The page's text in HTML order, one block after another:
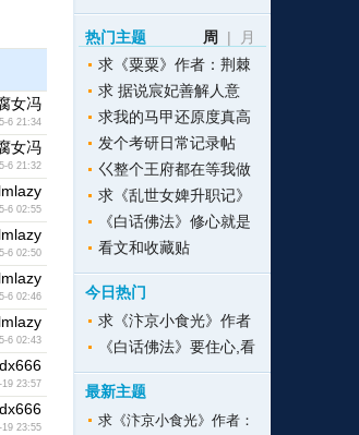
女冯
6 21:34
女冯
6 21:32
6 02:55
6 02:50
6 02:46
6 02:43
19 23:57
19 23:55
周 | 月
热门主题
求《粟粟》作者：荆棘
求 据说宸妃善解人意
求我的马甲还原度真高
发个考研日常记录帖
巜整个王府都在等我做
求《乱世女婢升职记》
《白话佛法》修心就是
看文和收藏贴
今日热门
求《汴京小食光》作者
《白话佛法》要住心,看
最新主题
求《汴京小食光》作者：